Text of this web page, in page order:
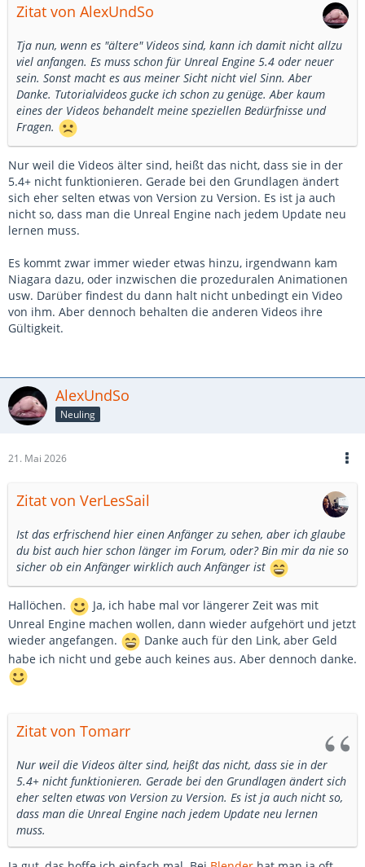
Zitat von AlexUndSo
Tja nun, wenn es "ältere" Videos sind, kann ich damit nicht allzu
viel anfangen. Es muss schon für Unreal Engine 5.4 oder neuer
sein. Sonst macht es aus meiner Sicht nicht viel Sinn. Aber
Danke. Tutorialvideos gucke ich schon zu genüge. Aber kaum
eines der Videos behandelt meine speziellen Bedürfnisse und
Fragen.
Nur weil die Videos älter sind, heißt das nicht, dass sie in der
5.4+ nicht funktionieren. Gerade bei den Grundlagen ändert
sich eher selten etwas von Version zu Version. Es ist ja auch
nicht so, dass man die Unreal Engine nach jedem Update neu
lernen muss.
Es kommt zwar immer wieder etwas hinzu, irgendwann kam
Niagara dazu, oder inzwischen die prozeduralen Animationen
usw. Darüber findest du dann halt nicht unbedingt ein Video
von ihm. Aber dennoch behalten die anderen Videos ihre
Gültigkeit.
AlexUndSo
Neuling
21. Mai 2026
Zitat von VerLesSail
Ist das erfrischend hier einen Anfänger zu sehen, aber ich glaube
du bist auch hier schon länger im Forum, oder? Bin mir da nie so
sicher ob ein Anfänger wirklich auch Anfänger ist
Hallöchen.
Ja, ich habe mal vor längerer Zeit was mit
Unreal Engine machen wollen, dann wieder aufgehört und jetzt
wieder angefangen.
Danke auch für den Link, aber Geld
habe ich nicht und gebe auch keines aus. Aber dennoch danke.
Zitat von Tomarr
Nur weil die Videos älter sind, heißt das nicht, dass sie in der
5.4+ nicht funktionieren. Gerade bei den Grundlagen ändert sich
eher selten etwas von Version zu Version. Es ist ja auch nicht so,
dass man die Unreal Engine nach jedem Update neu lernen
muss.